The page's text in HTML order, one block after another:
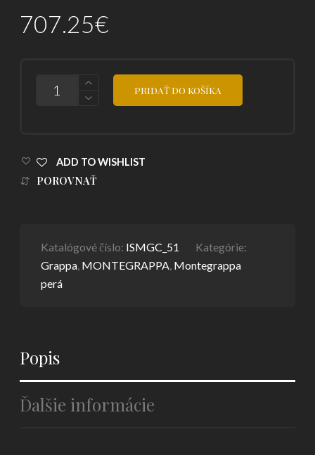
707.25€
PRIDAŤ DO KOŠÍKA
ADD TO WISHLIST
POROVNAŤ
Katalógové číslo: ISMGC_51
Kategórie:
Grappa MONTEGRAPPA Montegrappa
perá
Popis
Ďalšie informácie